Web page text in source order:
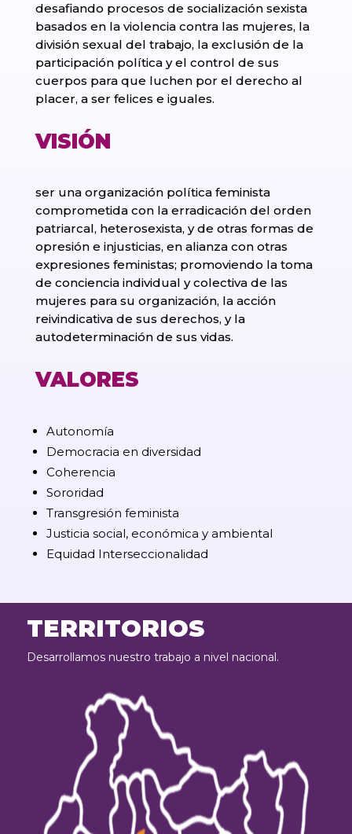
desafiando procesos de socialización sexista
basados en la violencia contra las mujeres, la
división sexual del trabajo, la exclusión de la
participación política y el control de sus
cuerpos para que luchen por el derecho al
placer, a ser felices e iguales.
VISIÓN
ser una organización política feminista
comprometida con la erradicación del orden
patriarcal, heterosexista, y de otras formas de
opresión e injusticias, en alianza con otras
expresiones feministas; promoviendo la toma
de conciencia individual y colectiva de las
mujeres para su organización, la acción
reivindicativa de sus derechos, y la
autodeterminación de sus vidas.
VALORES
Autonomía
Democracia en diversidad
Coherencia
Sororidad
Transgresión feminista
Justicia social, económica y ambiental
Equidad Interseccionalidad
TERRITORIOS
Desarrollamos nuestro trabajo a nivel nacional.